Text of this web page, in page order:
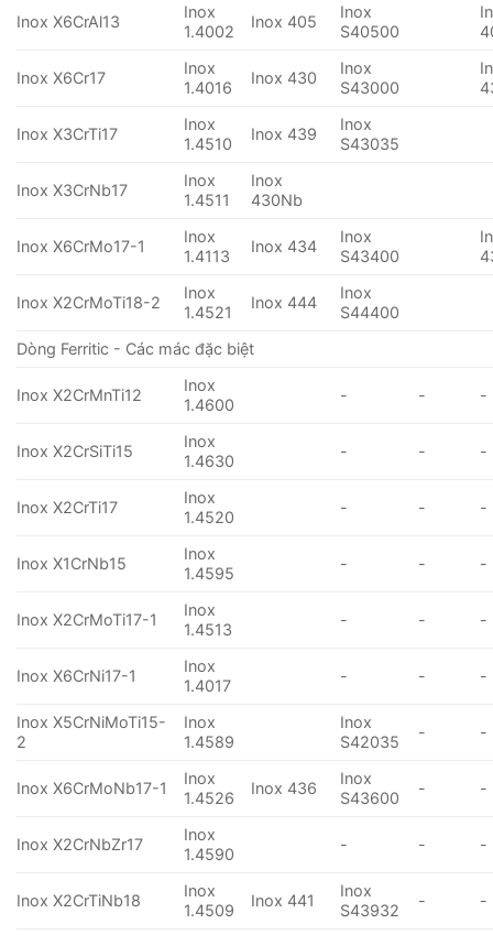
Inox X6CrAl13
Inox
1.4002
Inox 405
Inox
S40500
Inox X6Cr17
Inox
1.4016
Inox 430
Inox
S43000
Inox X3CrTi17
Inox
1.4510
Inox 439
Inox
S43035
Inox X3CrNb17
Inox
1.4511
Inox
430Nb
Inox X6CrMo17-1
Inox
1.4113
Inox 434
Inox
S43400
Inox X2CrMoTi18-2
Inox
1.4521
Inox 444
Inox
S44400
Dòng Ferritic - Các mác đặc biệt
Inox X2CrMnTi12
Inox
1.4600
- - -
Inox X2CrSiTi15
Inox
1.4630
- - -
Inox X2CrTi17
Inox
1.4520
- - -
Inox X1CrNb15
Inox
1.4595
- - -
Inox X2CrMoTi17-1
Inox
1.4513
- - -
Inox X6CrNi17-1
Inox
1.4017
- - -
Inox X5CrNiMoTi15-
2
Inox
1.4589
Inox
S42035
- -
Inox X6CrMoNb17-1
Inox
1.4526
Inox 436
Inox
S43600
- -
Inox X2CrNbZr17
Inox
1.4590
- - -
Inox X2CrTiNb18
Inox
1.4509
Inox 441
Inox
S43932
- -